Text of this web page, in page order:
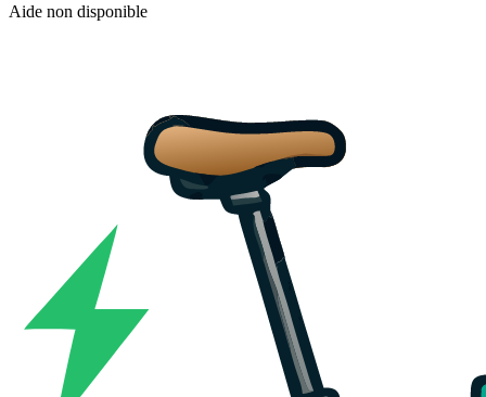
Aide non disponible